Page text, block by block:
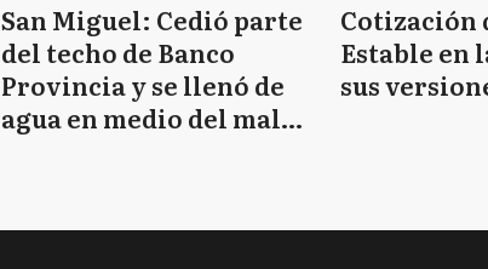
San Miguel: Cedió parte
del techo de Banco
Provincia y se llenó de
agua en medio del mal
Cotización
Estable en
sus